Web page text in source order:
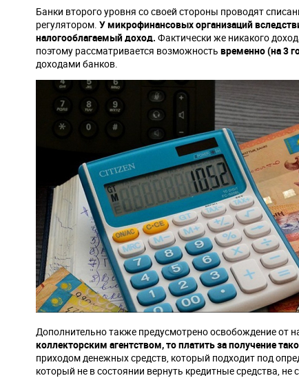
Банки второго уровня со своей стороны проводят
регулятором. У микрофинансовых организаций
налогооблагаемый доход. Фактически же никакого
поэтому рассматривается возможность временно (на 3
доходами банков.
Дополнительно также предусмотрено освобождение от
коллекторским агентством, то платить за получение
приходом денежных средств, который подходит под
который не в состоянии вернуть кредитные средства,